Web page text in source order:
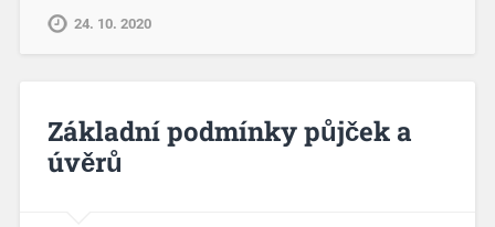
24. 10. 2020
Základní podmínky půjček a
úvěrů